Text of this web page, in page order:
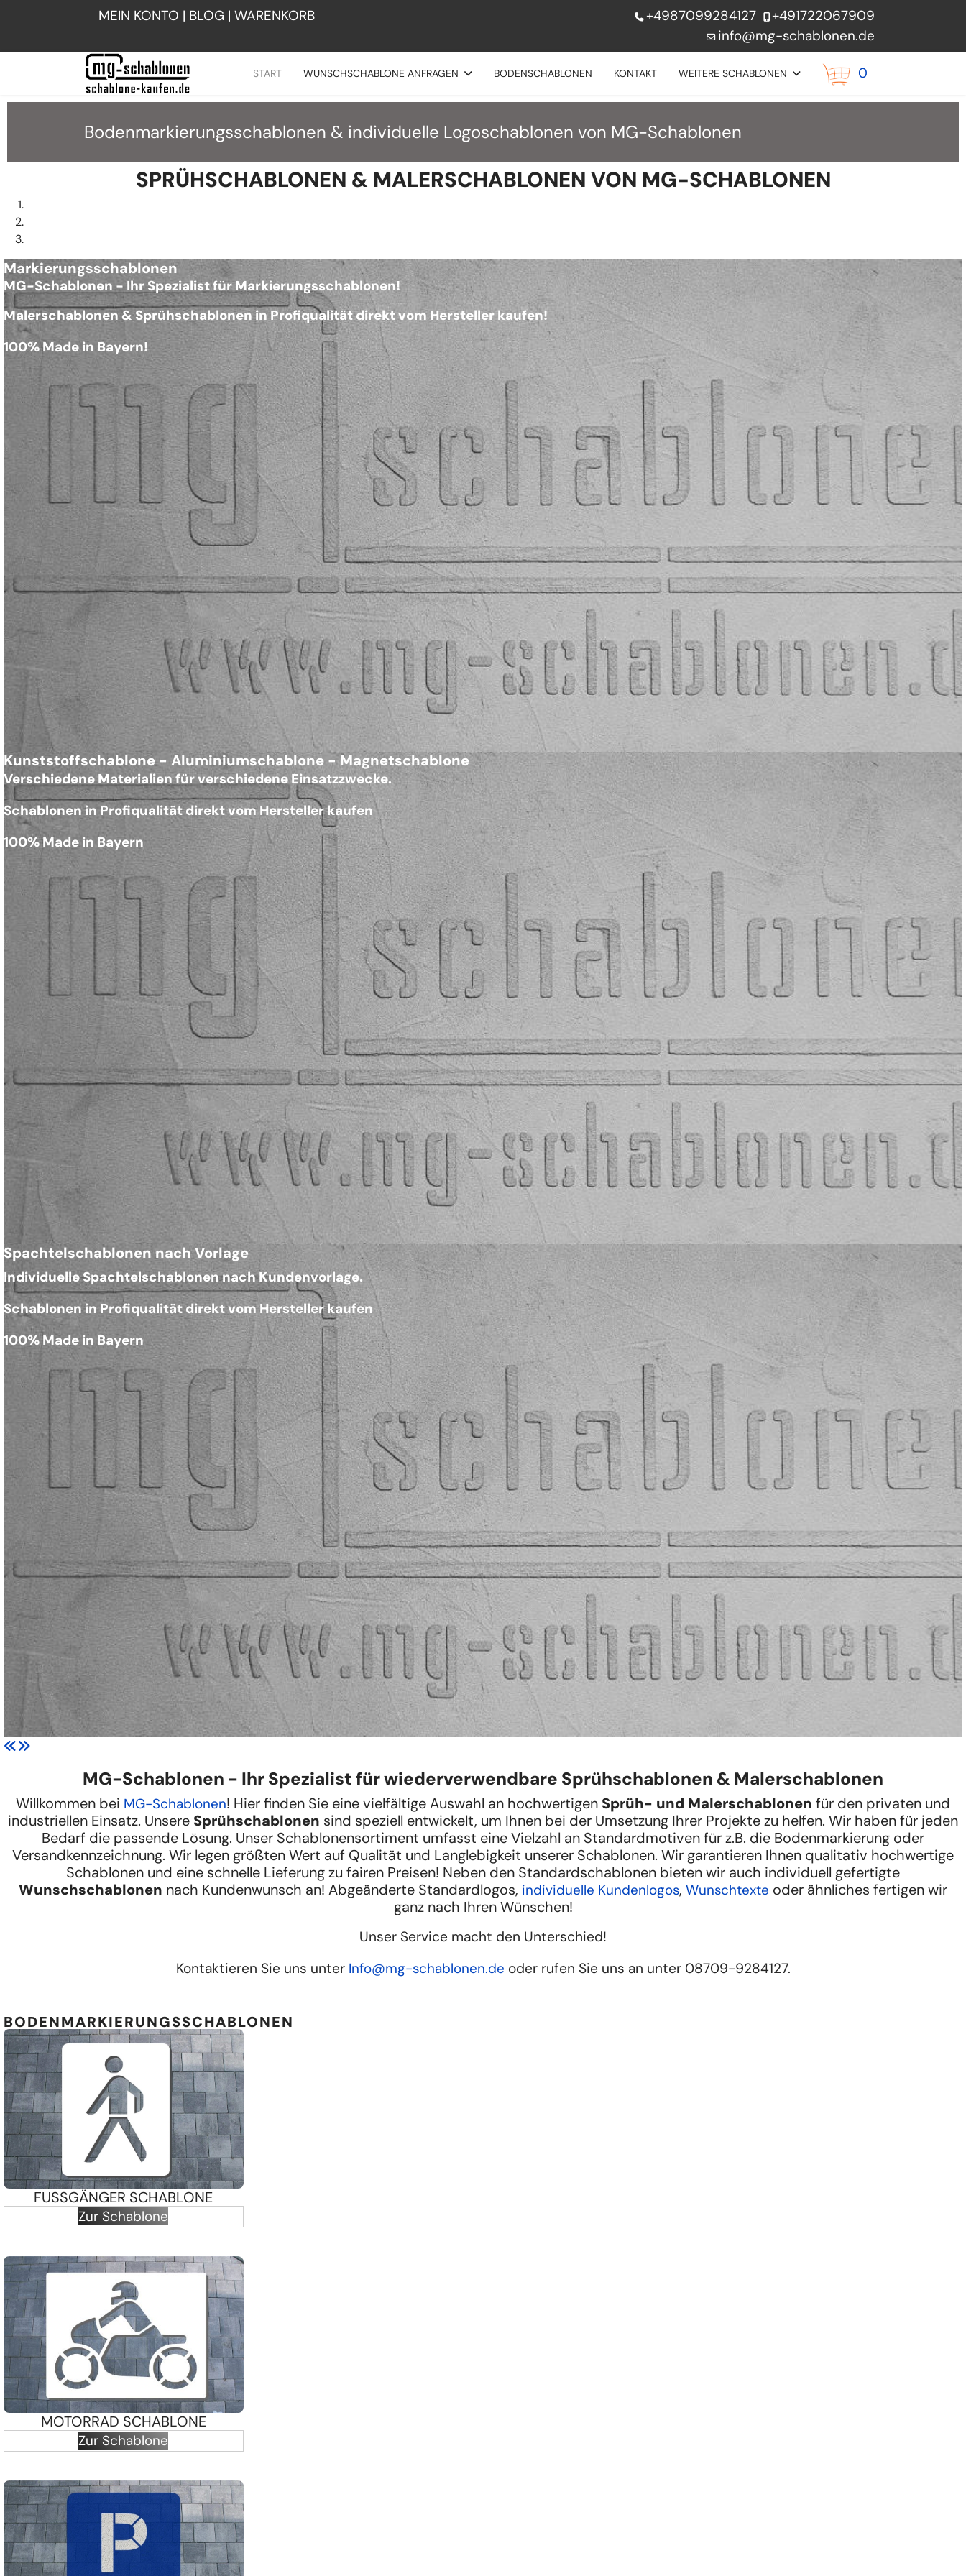
MEIN KONTO | BLOG | WARENKORB +4987099284127
+491722067909
info@mg-schablonen.de
START WUNSCHSCHABLONE ANFRAGEN BODENSCHABLONEN KONTAKT WEITERE SCHABLONEN 0
Bodenmarkierungsschablonen & individuelle Logoschablonen von MG-Schablonen
SPRÜHSCHABLONEN & MALERSCHABLONEN VON MG-SCHABLONEN
Markierungsschablonen
MG-Schablonen - Ihr Spezialist für Markierungsschablonen!
Malerschablonen & Sprühschablonenin Profiqualität direkt vom Hersteller kaufen!
100% Made in Bayern!
Kunststoffschablone - Aluminiumschablone - Magnetschablone
Verschiedene Materialien für verschiedene Einsatzzwecke.
Schablonen in Profiqualität direkt vom Hersteller kaufen
100% Made in Bayern
Spachtelschablonen nach Vorlage
Individuelle Spachtelschablonen nach Kundenvorlage.
Schablonen in Profiqualität direkt vom Hersteller kaufen
100% Made in Bayern
MG-Schablonen - Ihr Spezialist für wiederverwendbare Sprühschablonen & Malerschablonen
Willkommen bei MG-Schablonen! Hier finden Sie eine vielfältige Auswahl an hochwertigen Sprüh- und Malerschablonen für den privaten und
industriellen Einsatz. Unsere Sprühschablonen sind speziell entwickelt, um Ihnen bei der Umsetzung Ihrer Projekte zu helfen. Wir haben für jeden
Bedarf die passende Lösung. Unser Schablonensortiment umfasst eine Vielzahl an Standardmotiven für z.B. die Bodenmarkierung oder
Versandkennzeichnung. Wir legen größten Wert auf Qualität und Langlebigkeit unserer Schablonen. Wir garantieren Ihnen qualitativ hochwertige
Schablonen und eine schnelle Lieferung zu fairen Preisen! Neben den Standardschablonen bieten wir auch individuell gefertigte
Wunschschablonen nach Kundenwunsch an! Abgeänderte Standardlogos, individuelle Kundenlogos, Wunschtexte oder ähnliches fertigen wir
ganz nach Ihren Wünschen!
Unser Service macht den Unterschied!
Kontaktieren Sie uns unter Info@mg-schablonen.de oder rufen Sie uns an unter 08709-9284127.
BODENMARKIERUNGSSCHABLONEN
FUSSGÄNGER SCHABLONE
Zur Schablone
MOTORRAD SCHABLONE
Zur Schablone